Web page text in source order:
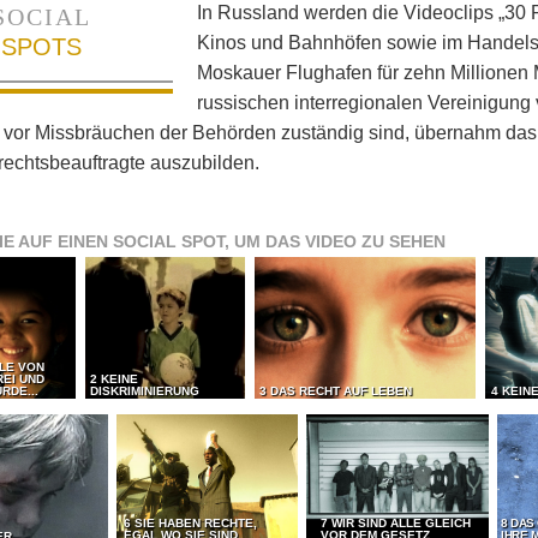
SPOTS
In Russland werden die Videoclips „30
Kinos und Bahnhöfen sowie im
Moskauer Flughafen für zehn
russischen interregionalen
Missbräuchen der Behörden zuständig sind, übernahm
auszubilden.
AUF EINEN SOCIAL SPOT, UM DAS VIDEO ZU SEHEN
VON
UND
2 KEINE
DISKRIMINIERUNG
3 DAS RECHT AUF LEBEN 4
6 SIE HABEN RECHTE,
EGAL WO SIE SIND
7 WIR SIND ALLE GLEICH
VOR DEM GESETZ
8 DAS
IHRE